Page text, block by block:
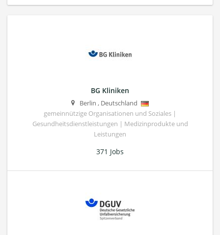
BG Kliniken
Berlin , Deutschland
gemeinnützige Organisationen und Soziales |
Gesundheitsdienstleistungen | Medizinprodukte und
Leistungen
371 Jobs